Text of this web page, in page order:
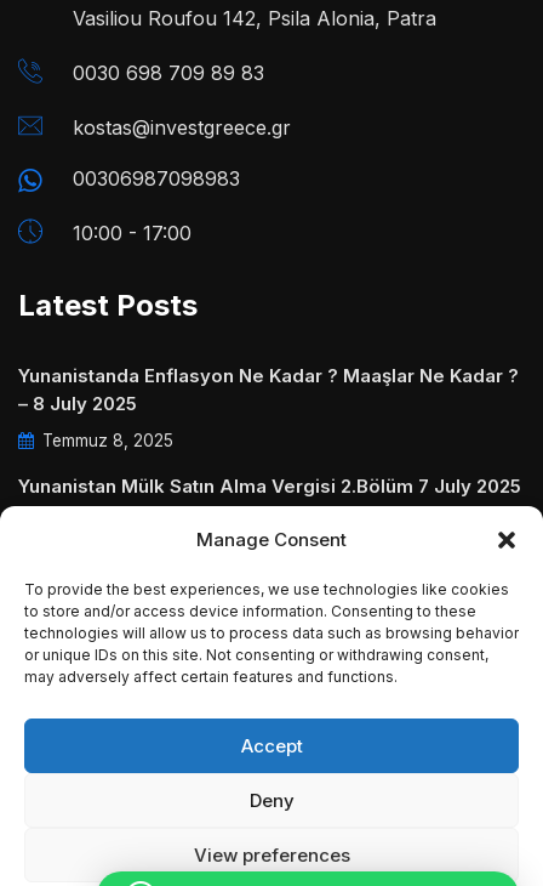
Manage Consent
To provide the best experiences, we use technologies like cookies
to store and/or access device information. Consenting to these
technologies will allow us to process data such as browsing behavior
or unique IDs on this site. Not consenting or withdrawing consent,
may adversely affect certain features and functions.
Accept
Deny
View preferences
Vasiliou Roufou 142, Psila Alonia, Patra
0030 698 709 89 83
kostas@investgreece.gr
00306987098983
10:00 - 17:00
Latest Posts
Yunanistanda Enflasyon Ne Kadar ? Maaşlar Ne Kadar ?
– 8 July 2025
Temmuz 8, 2025
Yunanistan Mülk Satın Alma Vergisi 2.Bölüm 7 July 2025
July 2025
Temmuz 5, 2025
© Copyright 2009 - 2025 InvestGreece. All Rights